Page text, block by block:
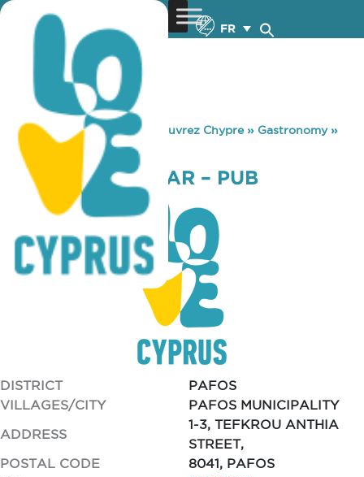
FR
You are here: Home »Découvrez Chypre» Gastronomy»
ALEXANDER’S BAR – PUB
ALEXANDER’S BAR – PUB
DISTRICT
PAFOS
VILLAGES/CITY
PAFOS MUNICIPALITY
ADDRESS
1-3, TEFKROU ANTHIA
STREET,
POSTAL CODE
8041, PAFOS